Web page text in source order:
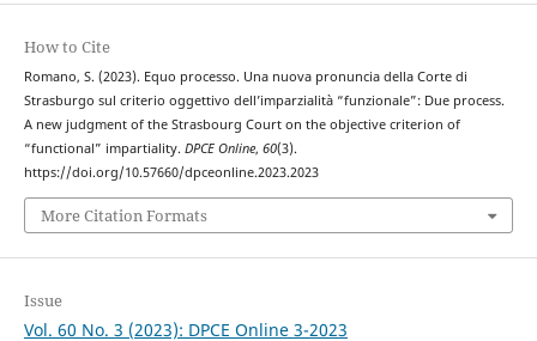
How to Cite
Romano, S. (2023). Equo processo. Una nuova pronuncia della Corte di
Strasburgo sul criterio oggettivo dell’imparzialità “funzionale”: Due process.
A new judgment of the Strasbourg Court on the objective criterion of
“functional” impartiality. DPCE Online, 60(3).
https://doi.org/10.57660/dpceonline.2023.2023
More Citation Formats
Issue
Vol. 60 No. 3 (2023): DPCE Online 3-2023